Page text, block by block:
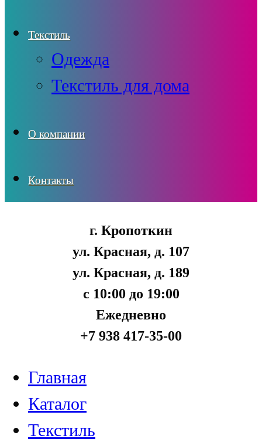
Текстиль
Одежда
Текстиль для дома
О компании
Контакты
г. Кропоткин
ул. Красная, д. 107
ул. Красная, д. 189
с 10:00 до 19:00
Ежедневно
+7 938 417-35-00
Главная
Каталог
Текстиль